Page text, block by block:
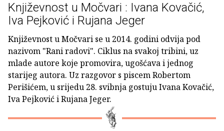
Književnost u Močvari : Ivana Kovačić,
Iva Pejković i Rujana Jeger
Književnost u Močvari se u 2014. godini odvija pod
nazivom "Rani radovi". Ciklus na svakoj tribini, uz
mlade autore koje promovira, ugošćava i jednog
starijeg autora. Uz razgovor s piscem Robertom
Perišićem, u srijedu 28. svibnja gostuju Ivana Kovačić,
Iva Pejković i Rujana Jeger.